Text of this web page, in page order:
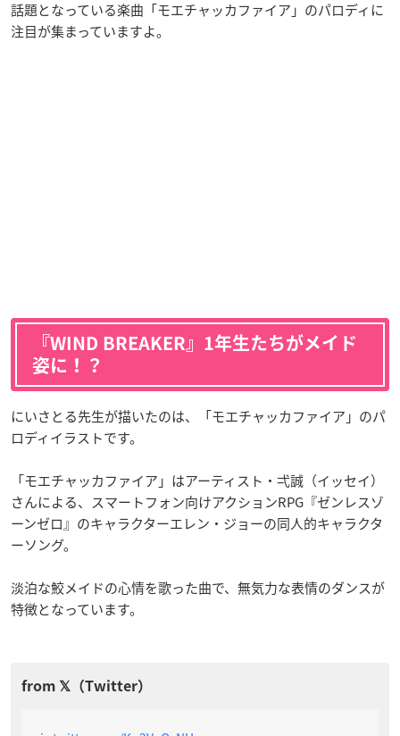
話題となっている楽曲「モエチャッカファイア」のパロディに
注目が集まっていますよ。
『WIND BREAKER』1年生たちがメイド
姿に！？
にいさとる先生が描いたのは、「モエチャッカファイア」のパ
ロディイラストです。
「モエチャッカファイア」はアーティスト・弌誠（イッセイ）
さんによる、スマートフォン向けアクションRPG『ゼンレスゾ
ーンゼロ』のキャラクターエレン・ジョーの同人的キャラクタ
ーソング。
淡泊な鮫メイドの心情を歌った曲で、無気力な表情のダンスが
特徴となっています。